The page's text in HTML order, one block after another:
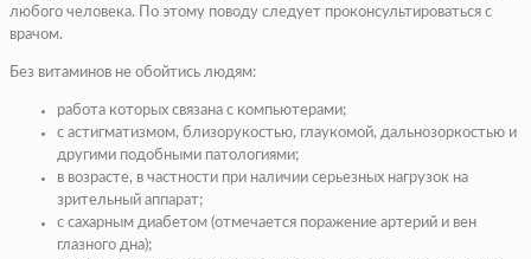
любого человека. По этому поводу следует проконсультироваться с
врачом.
Без витаминов не обойтись людям:
работа которых связана с компьютерами;
с астигматизмом, близорукостью, глаукомой, дальнозоркостью и
другими подобными патологиями;
в возрасте, в частности при наличии серьезных нагрузок на
зрительный аппарат;
с сахарным диабетом (отмечается поражение артерий и вен
глазного дна);